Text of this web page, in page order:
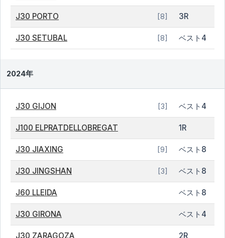
J30 PORTO [8] 3R
J30 SETUBAL [8] ベスト4
2024年
J30 GIJON [3] ベスト4
J100 ELPRATDELLOBREGAT 1R
J30 JIAXING [9] ベスト8
J30 JINGSHAN [3] ベスト8
J60 LLEIDA ベスト8
J30 GIRONA ベスト4
J30 ZARAGOZA 2R